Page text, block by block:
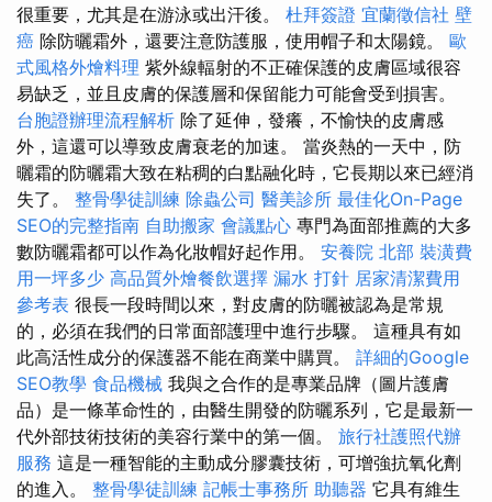
很重要，尤其是在游泳或出汗後。 杜拜簽證 宜蘭徵信社 壁
癌 除防曬霜外，還要注意防護服，使用帽子和太陽鏡。 歐
式風格外燴料理 紫外線輻射的不正確保護的皮膚區域很容
易缺乏，並且皮膚的保護層和保留能力可能會受到損害。
台胞證辦理流程解析 除了延伸，發癢，不愉快的皮膚感
外，這還可以導致皮膚衰老的加速。 當炎熱的一天中，防
曬霜的防曬霜大致在粘稠的白點融化時，它長期以來已經消
失了。 整骨學徒訓練 除蟲公司 醫美診所 最佳化On-Page
SEO的完整指南 自助搬家 會議點心 專門為面部推薦的大多
數防曬霜都可以作為化妝帽好起作用。 安養院 北部 裝潢費
用一坪多少 高品質外燴餐飲選擇 漏水 打針 居家清潔費用
參考表 很長一段時間以來，對皮膚的防曬被認為是常規
的，必須在我們的日常面部護理中進行步驟。 這種具有如
此高活性成分的保護器不能在商業中購買。 詳細的Google
SEO教學 食品機械 我與之合作的是專業品牌（圖片護膚
品）是一條革命性的，由醫生開發的防曬系列，它是最新一
代外部技術技術的美容行業中的第一個。 旅行社護照代辦
服務 這是一種智能的主動成分膠囊技術，可增強抗氧化劑
的進入。 整骨學徒訓練 記帳士事務所 助聽器 它具有維生